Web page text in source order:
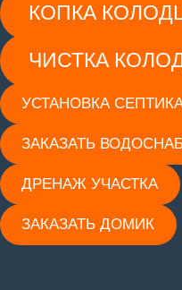
КОПКА
ЧИСТКА
УСТАНОВКА
ЗАКАЗАТЬ
ДРЕНАЖ УЧАСТКА
ЗАКАЗАТЬ ДОМИК